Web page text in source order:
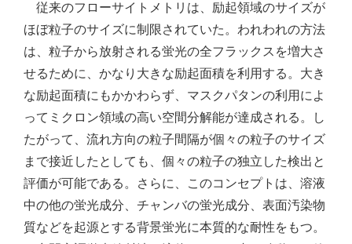
従来のフローサイトメトリは、励起領域のサイズが
ほぼ粒子のサイズに制限されていた。われわれの方法
は、粒子から放射される蛍光の全フラックスを増大さ
せるために、かなり大きな励起面積を利用する。大き
な励起面積にもかかわらず、マスクパタンの利用によ
ってミクロン領域の高い空間分解能が達成される。し
たがって、流れ方向の粒子間隔が個々の粒子のサイズ
まで接近したとしても、個々の粒子の独立した検出と
評価が可能である。さらに、このコンセプトは、溶液
中の他の蛍光成分、チャンバの蛍光成分、表面汚染物
質などを起源とする背景蛍光に本質的な耐性をもつ。